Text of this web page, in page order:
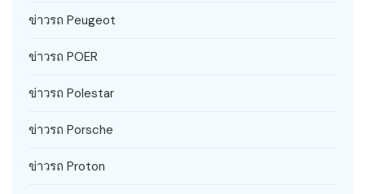
ข่าวรถ Peugeot
ข่าวรถ POER
ข่าวรถ Polestar
ข่าวรถ Porsche
ข่าวรถ Proton